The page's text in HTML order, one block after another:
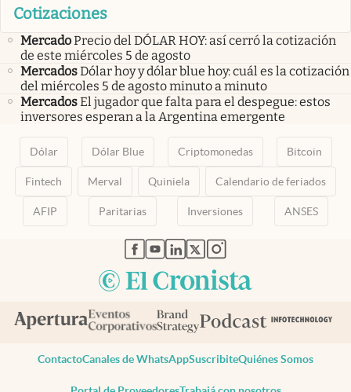
Cotizaciones
MercadoPrecio del DÓLAR HOY: así cerró la cotización
de este miércoles 5 de agosto
MercadosDólar hoy y dólar blue hoy: cuál es la cotización
del miércoles 5 de agosto minuto a minuto
MercadosEl jugador que falta para el despegue: estos
inversores esperan a la Argentina emergente
Dólar Dólar Blue Criptomonedas Bitcoin
Fintech Merval Quiniela Calendario de feriados
AFIP Paritarias Inversiones ANSES
abre en nueva pestaña
abre en nueva pestaña
abre en nueva pestaña
abre en nueva pestaña
abre en nueva pestaña
ContactoCanales de WhatsAppSuscribiteQuiénes Somos